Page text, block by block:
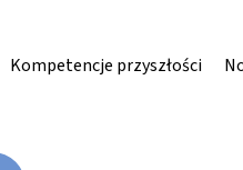
Kompetencje przyszłości